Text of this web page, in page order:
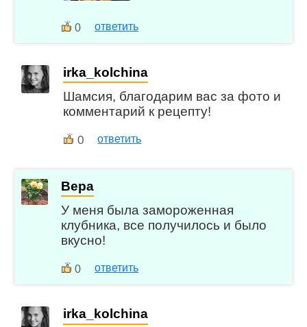
0 ответить
irka_kolchina
Шамсия, благодарим вас за фото и
комментарий к рецепту!
0 ответить
Вера
У меня была замороженная
клубника, все получилось и было
вкусно!
0 ответить
irka_kolchina